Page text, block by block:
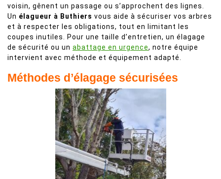
voisin, gênent un passage ou s’approchent des lignes.
Un élagueur à Buthiers vous aide à sécuriser vos arbres
et à respecter les obligations, tout en limitant les
coupes inutiles. Pour une taille d’entretien, un élagage
de sécurité ou un abattage en urgence, notre équipe
intervient avec méthode et équipement adapté.
Méthodes d’élagage sécurisées